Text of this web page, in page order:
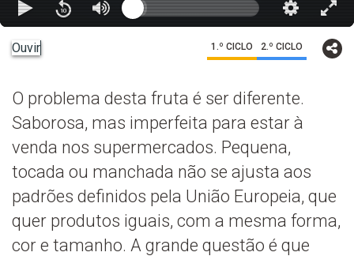
Ouvir 1.º CICLO 2.º CICLO
O problema desta fruta é ser diferente.
Saborosa, mas imperfeita para estar à
venda nos supermercados. Pequena,
tocada ou manchada não se ajusta aos
padrões definidos pela União Europeia, que
quer produtos iguais, com a mesma forma,
cor e tamanho. A grande questão é que